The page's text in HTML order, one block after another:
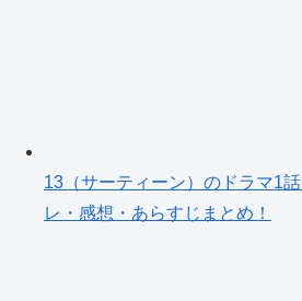
13（サーティーン）のドラマ1
レ・感想・あらすじまとめ！